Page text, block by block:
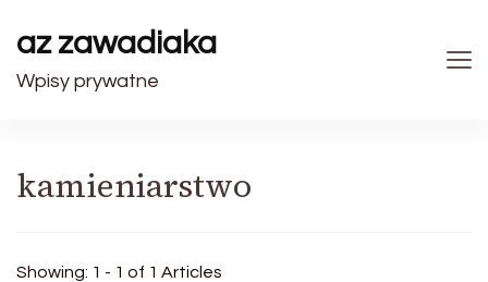
az zawadiaka
Wpisy prywatne
kamieniarstwo
Showing: 1 - 1 of 1 Articles